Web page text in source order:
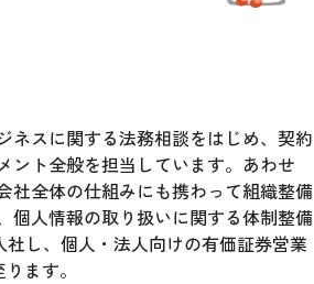
ネスに関する法務相談をはじめ、契約
ント全般を担当しています。あわせ
社全体の仕組みにも携わって組織整備
個人情報の取り扱いに関する体制整備
し、個人・法人向けの有価証券営業
ます。